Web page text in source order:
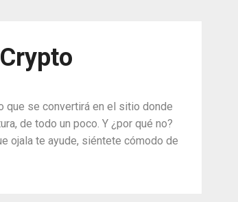
que se convertirá en el sitio donde
de todo un poco. Y ¿por qué no?
ojala te ayude, siéntete cómodo de